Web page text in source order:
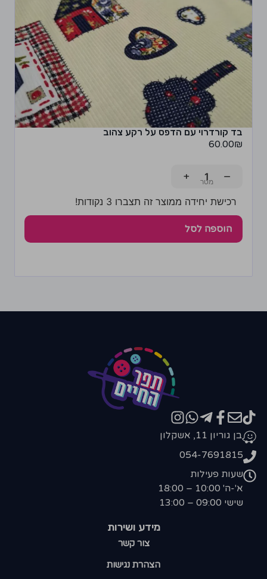
בד קורדרוי עם הדפס על רקע צהוב
60.00₪
−
+
רכישת יחידה ממוצר זה תצברו 3 נקודות!
הוספה לסל
מידע ושירות
צור קשר
הצהרת נגישות
בן גוריון 11, אשקלון
054-7691815
שעות פעילות
א'-ה' 10:00 – 18:00
שישי 09:00 – 13:00